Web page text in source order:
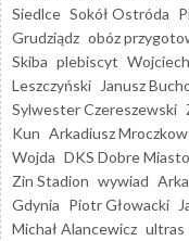
Siedlce Sokół Ostróda
Grudziądz obóz
Skiba plebiscyt
Leszczyński
Janusz
Sylwester Czereszewski
Kun Arkadiusz
Wojda DKS Dobre Miasto
Zin Stadion wywiad
Gdynia Piotr Głowacki
Michał Alancewicz ultras